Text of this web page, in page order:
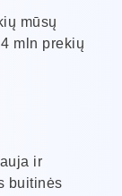
mūsų
mln prekių
ir
buitinės